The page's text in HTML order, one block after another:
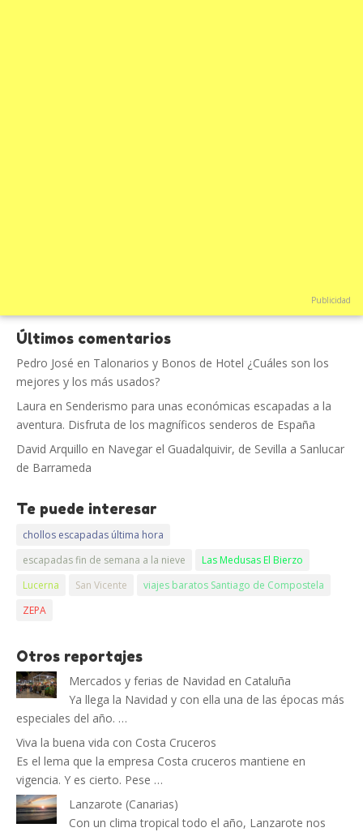
Publicidad
Últimos comentarios
Pedro José en Talonarios y Bonos de Hotel ¿Cuáles son los
mejores y los más usados?
Laura en Senderismo para unas económicas escapadas a la
aventura. Disfruta de los magníficos senderos de España
David Arquillo en Navegar el Guadalquivir, de Sevilla a Sanlucar
de Barrameda
Te puede interesar
chollos escapadas última hora
escapadas fin de semana a la nieve
Las Medusas El Bierzo
Lucerna
San Vicente
viajes baratos Santiago de Compostela
ZEPA
Otros reportajes
Mercados y ferias de Navidad en Cataluña
Ya llega la Navidad y con ella una de las épocas más
especiales del año. …
Viva la buena vida con Costa Cruceros
Es el lema que la empresa Costa cruceros mantiene en
vigencia. Y es cierto. Pese …
Lanzarote (Canarias)
Con un clima tropical todo el año, Lanzarote nos